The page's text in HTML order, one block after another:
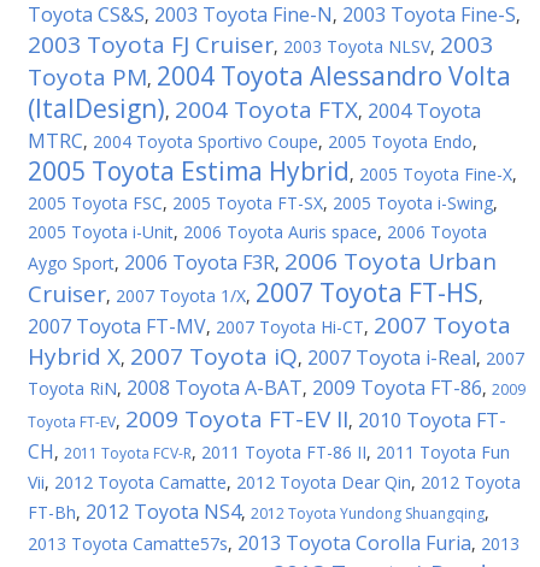
Toyota CS&S, 2003 Toyota Fine-N, 2003 Toyota Fine-S,
2003 Toyota FJ Cruiser, 2003 Toyota NLSV, 2003
Toyota PM, 2004 Toyota Alessandro Volta
(ItalDesign), 2004 Toyota FTX, 2004 Toyota
MTRC, 2004 Toyota Sportivo Coupe, 2005 Toyota Endo,
2005 Toyota Estima Hybrid, 2005 Toyota Fine-X,
2005 Toyota FSC, 2005 Toyota FT-SX, 2005 Toyota i-Swing,
2005 Toyota i-Unit, 2006 Toyota Auris space, 2006 Toyota
Aygo Sport, 2006 Toyota F3R, 2006 Toyota Urban
Cruiser, 2007 Toyota 1/X, 2007 Toyota FT-HS,
2007 Toyota FT-MV, 2007 Toyota Hi-CT, 2007 Toyota
Hybrid X, 2007 Toyota iQ, 2007 Toyota i-Real, 2007
Toyota RiN, 2008 Toyota A-BAT, 2009 Toyota FT-86, 2009
Toyota FT-EV, 2009 Toyota FT-EV II, 2010 Toyota FT-
CH, 2011 Toyota FCV-R, 2011 Toyota FT-86 II, 2011 Toyota Fun
Vii, 2012 Toyota Camatte, 2012 Toyota Dear Qin, 2012 Toyota
FT-Bh, 2012 Toyota NS4, 2012 Toyota Yundong Shuangqing,
2013 Toyota Camatte57s, 2013 Toyota Corolla Furia, 2013